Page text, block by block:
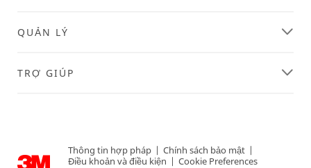
QUẢN LÝ
TRỢ GIÚP
Thông tin hợp pháp | Chính sách bảo mật |
Điều khoản và điều kiện | Cookie Preferences